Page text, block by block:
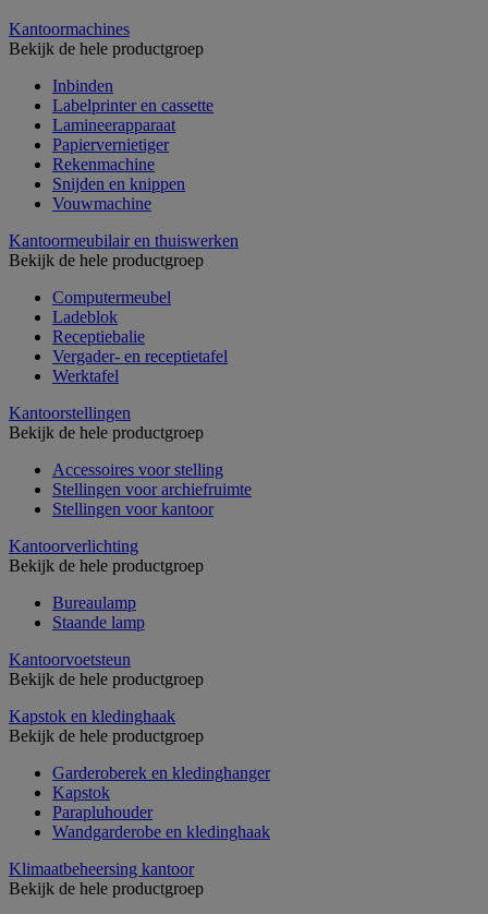
Kantoormachines
Bekijk de hele productgroep
Inbinden
Labelprinter en cassette
Lamineerapparaat
Papiervernietiger
Rekenmachine
Snijden en knippen
Vouwmachine
Kantoormeubilair en thuiswerken
Bekijk de hele productgroep
Computermeubel
Ladeblok
Receptiebalie
Vergader- en receptietafel
Werktafel
Kantoorstellingen
Bekijk de hele productgroep
Accessoires voor stelling
Stellingen voor archiefruimte
Stellingen voor kantoor
Kantoorverlichting
Bekijk de hele productgroep
Bureaulamp
Staande lamp
Kantoorvoetsteun
Bekijk de hele productgroep
Kapstok en kledinghaak
Bekijk de hele productgroep
Garderoberek en kledinghanger
Kapstok
Parapluhouder
Wandgarderobe en kledinghaak
Klimaatbeheersing kantoor
Bekijk de hele productgroep